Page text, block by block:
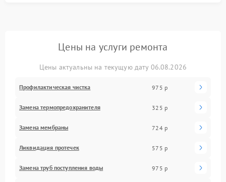
Цены на услуги ремонта
Цены актуальны на текущую дату 06.08.2026
Профилактическая чистка 975 р
Замена термопредохранителя 325 р
Замена мембраны 724 р
Ликвидация протечек 575 р
Замена труб поступления воды 975 р